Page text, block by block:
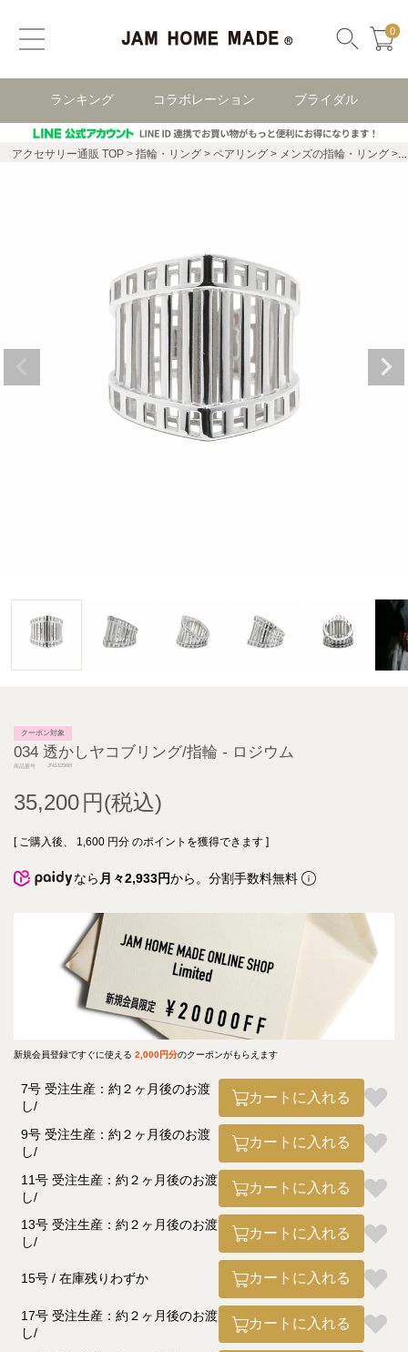
0
ランキング コラボレーション ブライダル
アクセサリー通販 TOP 指輪・リング ペアリング メンズの指輪・リング
クーポン対象
034 透かしヤコブリング/指輪 - ロジウム
商品番号 JNS1256R
35,200
[ ご購入後、 1,600 円分 のポイントを獲得できます ]
なら 月々2,933円から。分割手数料無料
新規会員登録ですぐに使える 2,000円分のクーポンがもらえます
7号 受注生産：約２ヶ月後のお渡
し
カートに入れる
9号 受注生産：約２ヶ月後のお渡
し
カートに入れる
11号 受注生産：約２ヶ月後のお渡
し
カートに入れる
13号 受注生産：約２ヶ月後のお渡
し
カートに入れる
15号 在庫残りわずか カートに入れる
17号 受注生産：約２ヶ月後のお渡
し
カートに入れる